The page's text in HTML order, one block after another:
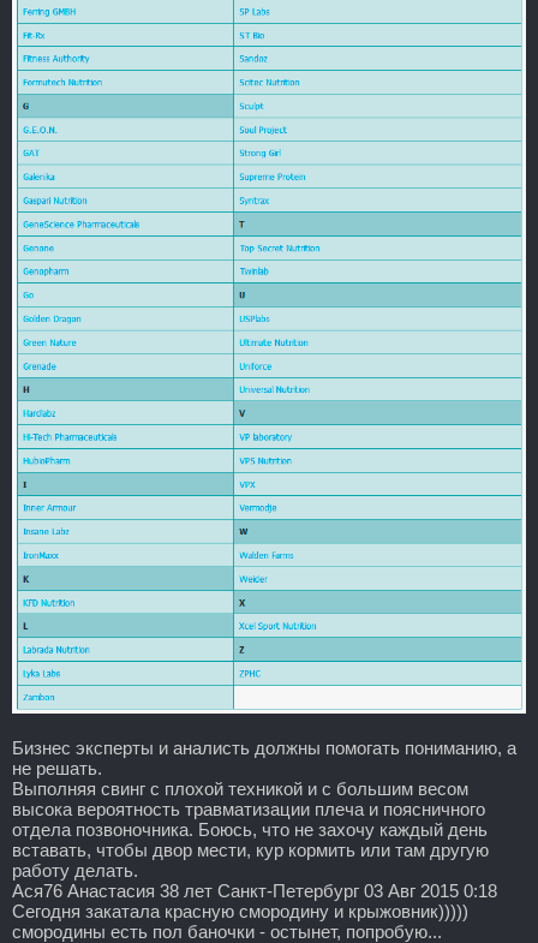
Бизнес эксперты и аналисть должны помогать пониманию, а
не решать.
Выполняя свинг с плохой техникой и с большим весом
высока вероятность травматизации плеча и поясничного
отдела позвоночника. Боюсь, что не захочу каждый день
вставать, чтобы двор мести, кур кормить или там другую
работу делать.
Ася76 Анастасия 38 лет Санкт-Петербург 03 Авг 2015 0:18
Сегодня закатала красную смородину и крыжовник)))))
смородины есть пол баночки - остынет, попробую...